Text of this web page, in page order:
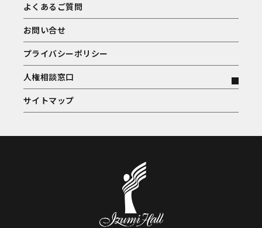
よくあるご質問
お問い合せ
プライバシーポリシー
人権相談窓口
サイトマップ